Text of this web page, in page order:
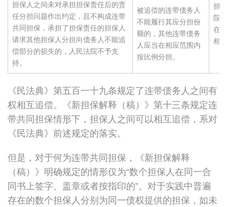
担保人之间未对承担担保责任后的责
任分担问题作出约定，且不构成连带
共同担保，承担了担保责任的担保人
请求其他担保人分担向债务人不能追
偿部分的损失的，人民法院不予支
持。
被追偿的连带债务人
不能履行其应分担份
额的，其他连带债务
人应当在相应范围内
按比例分担。
担
院
在
相
《民法典》第五百一十九条规定了连带债务人之间有
权相互追偿。《新担保解释（稿）》第十三条规定连
带共同担保情形下，担保人之间可以相互追偿，系对
《民法典》前述规定的落实。
但是，对于何为连带共同担保，《新担保解释
（稿）》明确规定的情形仅为“数个担保人在同一合
同书上签字、盖章或者按指印的”。对于实践中普遍
存在的数个担保人分别为同一债权提供的担保，如未